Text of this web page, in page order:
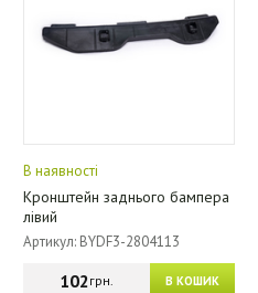
В наявності
Кронштейн заднього бампера
лівий
Артикул: BYDF3-2804113
В КОШИК
102грн.